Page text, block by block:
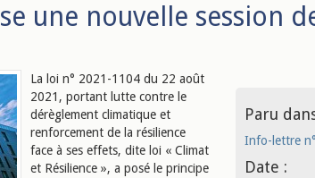
une nouvelle session
La loi n° 2021-1104 du 22 août
2021, portant lutte contre le
dérèglement climatique et
renforcement de la résilience
face à ses effets, dite loi « Climat
et Résilience », a posé le principe
Paru
Info-lettre
Date :